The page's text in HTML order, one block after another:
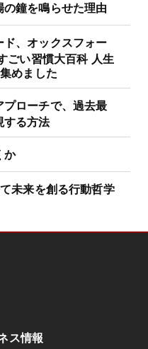
鐘を鳴らせた理由
、オックスフォー
ごい習慣大百科 人生
めました
ローチで、過去最
する方法
か
未来を創る行動哲学
ス情報